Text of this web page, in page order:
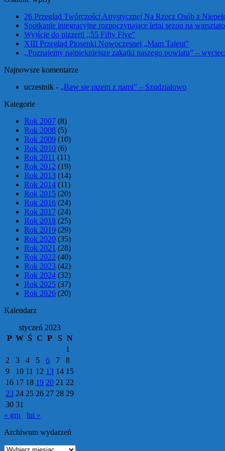
26 Przegląd Twórczości Artystycznej Na Rzecz Osób z
Spotkanie integracyjne rozpoczynające letni sezon na
Wyjście do pizzerii ,,55 Fifty Five”
XIII Przegląd Piosenki Nowoczesnej „Mam Talent”
,,Poznajemy najpiękniejsze zakątki naszego powiatu” –
Najnowsze komentarze
uczestnik - „Baw się razem z nami” – Szudziałowo
Kategorie
Rok 2007 (8)
Rok 2008 (5)
Rok 2009 (10)
Rok 2010 (6)
Rok 2011 (11)
Rok 2012 (19)
Rok 2013 (14)
Rok 2014 (11)
Rok 2015 (20)
Rok 2016 (24)
Rok 2017 (24)
Rok 2018 (25)
Rok 2019 (29)
Rok 2020 (35)
Rok 2021 (28)
Rok 2022 (40)
Rok 2023 (42)
Rok 2024 (32)
Rok 2025 (37)
Rok 2026 (20)
Kalendarz
styczeń 2023
P W Ś C P S N
1
2
3 4 5 6 7
8
9
10 11 12 13 14 15
16 17 18 19 20 21 22
23 24 25 26 27 28 29
30 31
« gru
lut »
Archiwum wydarzeń
Archiwum